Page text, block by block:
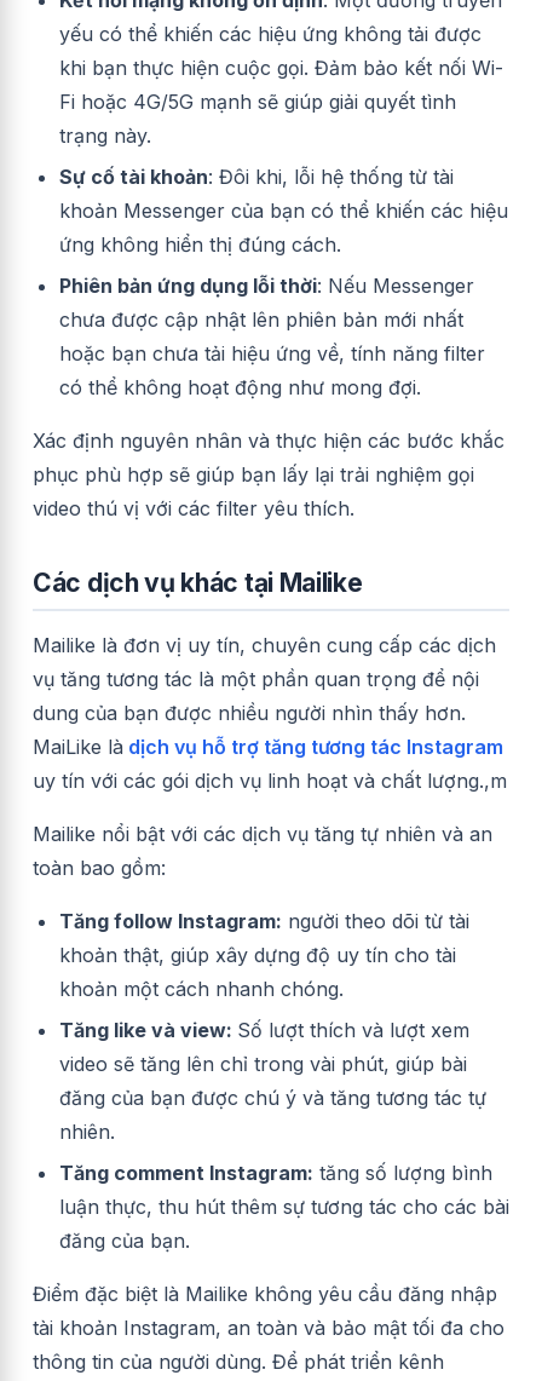
yếu có thể khiến các hiệu ứng không tải được
khi bạn thực hiện cuộc gọi. Đảm bảo kết nối Wi-
Fi hoặc 4G/5G mạnh sẽ giúp giải quyết tình
trạng này.
Sự cố tài khoản: Đôi khi, lỗi hệ thống từ tài
khoản Messenger của bạn có thể khiến các hiệu
ứng không hiển thị đúng cách.
Phiên bản ứng dụng lỗi thời: Nếu Messenger
chưa được cập nhật lên phiên bản mới nhất
hoặc bạn chưa tải hiệu ứng về, tính năng filter
có thể không hoạt động như mong đợi.
Xác định nguyên nhân và thực hiện các bước khắc
phục phù hợp sẽ giúp bạn lấy lại trải nghiệm gọi
video thú vị với các filter yêu thích.
Các dịch vụ khác tại Mailike
Mailike là đơn vị uy tín, chuyên cung cấp các dịch
vụ tăng tương tác là một phần quan trọng để nội
dung của bạn được nhiều người nhìn thấy hơn.
MaiLike là dịch vụ hỗ trợ tăng tương tác Instagram
uy tín với các gói dịch vụ linh hoạt và chất lượng.,m
Mailike nổi bật với các dịch vụ tăng tự nhiên và an
toàn bao gồm:
Tăng follow Instagram: người theo dõi từ tài
khoản thật, giúp xây dựng độ uy tín cho tài
khoản một cách nhanh chóng.
Tăng like và view: Số lượt thích và lượt xem
video sẽ tăng lên chỉ trong vài phút, giúp bài
đăng của bạn được chú ý và tăng tương tác tự
nhiên.
Tăng comment Instagram: tăng số lượng bình
luận thực, thu hút thêm sự tương tác cho các bài
đăng của bạn.
Điểm đặc biệt là Mailike không yêu cầu đăng nhập
tài khoản Instagram, an toàn và bảo mật tối đa cho
thông tin của người dùng. Để phát triển kênh